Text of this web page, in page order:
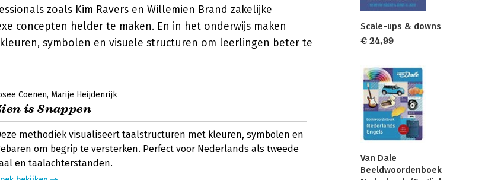
zoals Kim Ravers en Willemien Brand zakelijke
concepten helder te maken. En in het onderwijs maken
symbolen en visuele structuren om leerlingen beter te
Coenen Marije Heijdenrijk
is Snappen
methodiek visualiseert taalstructuren met kleuren, symbolen en
om begrip te versterken. Perfect voor Nederlands als tweede
en taalachterstanden.
Scale-ups & downs
€ 24,99
Van Dale
Beeldwoordenboek